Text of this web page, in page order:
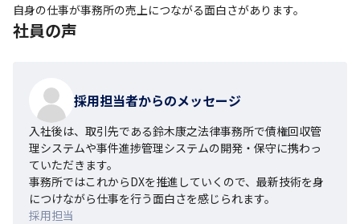
自身の仕事が事務所の売上につながる面白さがあります。
社員の声
採用担当者からのメッセージ
入社後は、取引先である鈴木康之法律事務所で債権回収管
理システムや事件進捗管理システムの開発・保守に携わっ
ていただきます。
事務所ではこれからDXを推進していくので、最新技術を身
につけながら仕事を行う面白さを感じられます。
採用担当